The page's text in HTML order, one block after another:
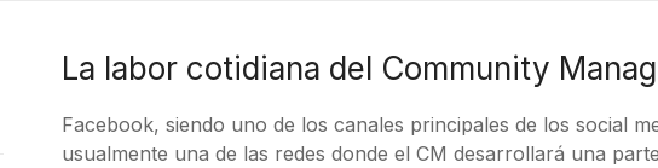
La labor cotidiana del Community
Facebook, siendo uno de los canales principales de los social
usualmente una de las redes donde el CM desarrollará una